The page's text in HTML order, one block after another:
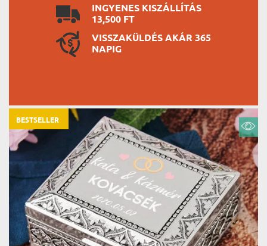
INGYENES KISZÁLLÍTÁS
13,500 FT
VISSZAKÜLDÉS AKÁR 365
NAPIG
BESTSELLER